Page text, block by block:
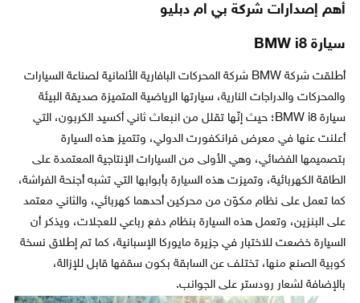
أهم إصدارات شركة بي ام دبليو
سيارة BMW i8
أطلقت شركة BMW شركة المحركات البافارية الألمانية لصناعة السيارات
والمحركات والدراجات النارية، سيارتها الرياضية المتميزة صديقة البيئة
سيارة BMW i8؛ حيث إنّها تقلل من انبعاث ثاني أكسيد الكربون، التي
أعلنت عنها في معرض فرانكفورت الدولي، وتتميز هذه السيارة
بتصميمها الفضائي، وهي الأولى من السيارات الإنتاجية المعتمدة على
الطاقة الكهربائية، وتميزت هذه السيارة بأبوابها التي تشبه أجنحة الفراشة،
كما تعمل على نظام مكوّن من محركين أحدهما كهربائي، والثاني معتمد
على البنزين، وتعمل هذه السيارة بنظام دفع رباعي للعجلات، ويذكر أن
السيارة خضعت للاختبار في جزيرة مايوركا الإسبانية، كما تم إطلاق نسخة
كوبية الصنع منها، تختلف عن السابقة بكون سقفها قابل للإزالة،
بالإضافة لشعار رودستر على الجوانب.